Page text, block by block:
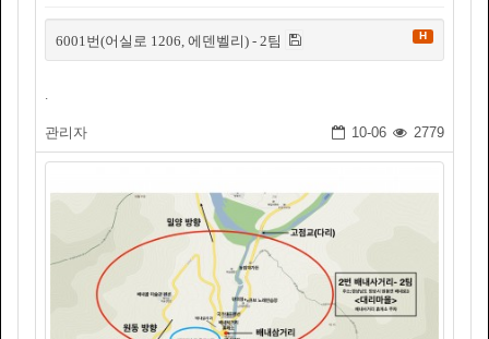
6001번(어실로 1206, 에덴벨리) - 2팀 H
.
관리자 10-06 2779